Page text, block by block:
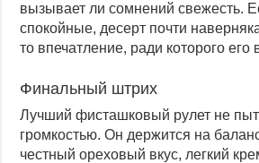
вызывает ли сомнений свежесть.
спокойные, десерт почти
то впечатление, ради которого его
Финальный штрих
Лучший фисташковый рулет не
громкостью. Он держится на
честный ореховый вкус, легкий